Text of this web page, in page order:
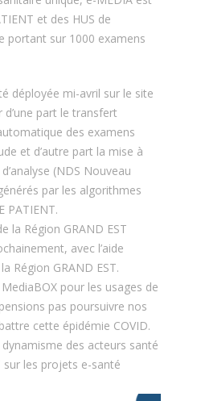
et des HUS de
portant sur 1000 examens
déployée mi-avril sur le site
d’une part le transfert
des examens
et d’autre part la mise à
(NDS Nouveau
par les algorithmes
PATIENT.
la Région GRAND EST
avec l’aide
Région GRAND EST.
pour les usages de
pas poursuivre nos
cette épidémie COVID.
des acteurs santé
sur les projets e-santé